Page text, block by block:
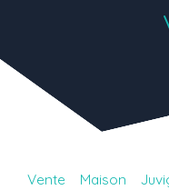
Vente Maison